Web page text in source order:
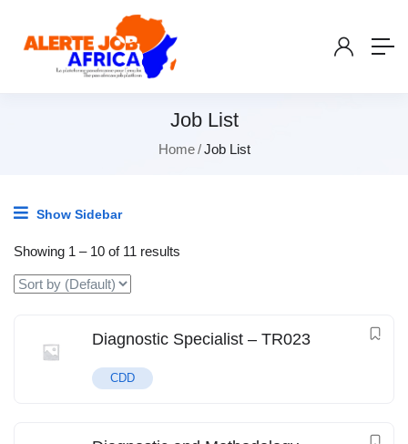
Job List
Home Job List
Show Sidebar
Showing 1 – 10 of 11 results
Diagnostic Specialist – TR023
CDD